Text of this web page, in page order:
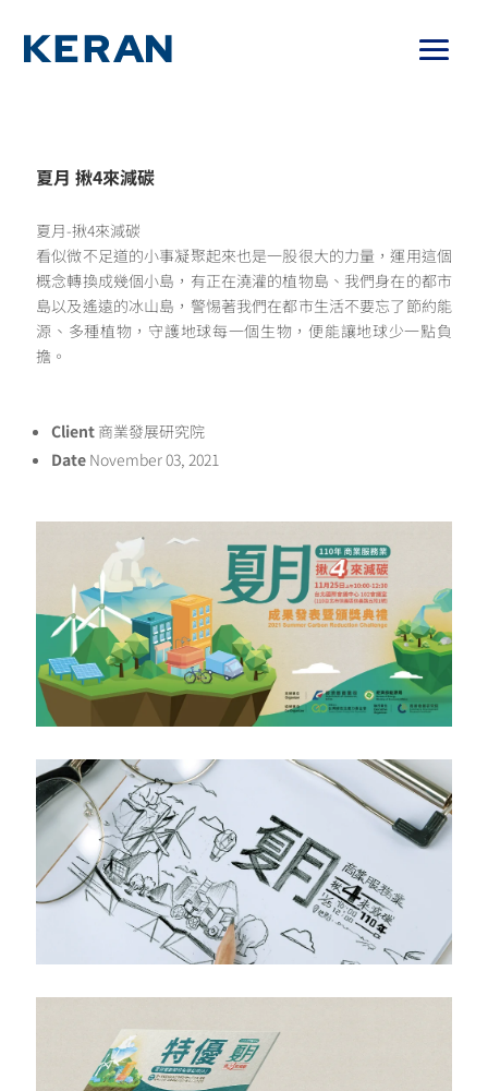
夏月 揪4來減碳
夏月-揪4來減碳
看似微不足道的小事凝聚起來也是一股很大的力量，運用這個
概念轉換成幾個小島， 有正在澆灌的植物島、我們身在的都市
島以及遙遠的冰山島， 警惕著我們在都市生活不要忘了節約能
源、多種植物， 守護地球每一個生物，便能讓地球少一點負
擔。
Client 商業發展研究院
Date November 03, 2021